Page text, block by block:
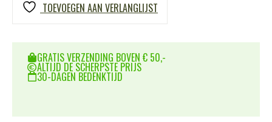
TOEVOEGEN AAN VERLANGLIJST
GRATIS VERZENDING BOVEN € 50,-
ALTIJD DE SCHERPSTE PRIJS
30-DAGEN BEDENKTIJD